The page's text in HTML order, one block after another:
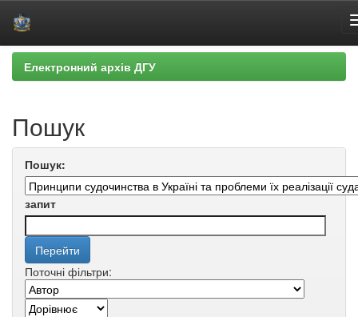
Skip
navigation
Електронний архів ДГУ
Пошук
Пошук:
запит
Поточні фільтри: